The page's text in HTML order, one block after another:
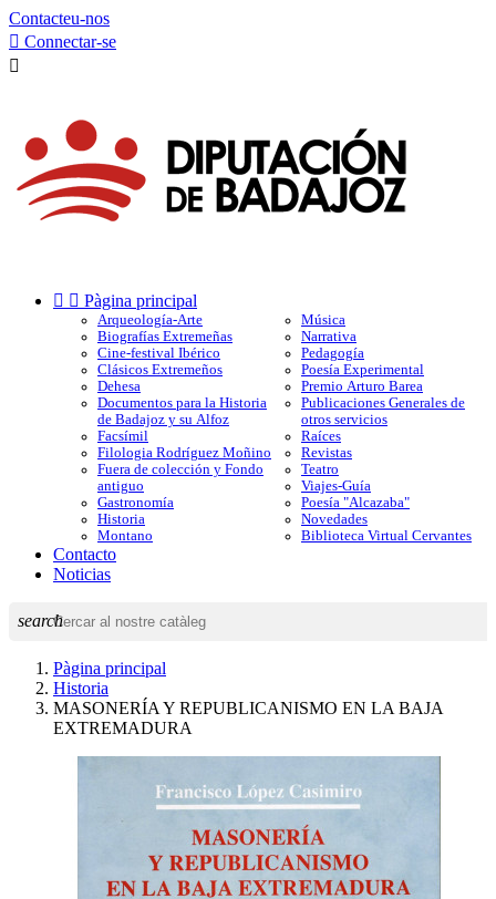
Contacteu-nos
 Connectar-se

  Pàgina principal
Arqueología-Arte
Biografías Extremeñas
Cine-festival Ibérico
Clásicos Extremeños
Dehesa
Documentos para la Historia
de Badajoz y su Alfoz
Facsímil
Filologia Rodríguez Moñino
Fuera de colección y Fondo
antiguo
Gastronomía
Historia
Montano
Música
Narrativa
Pedagogía
Poesía Experimental
Premio Arturo Barea
Publicaciones Generales de
otros servicios
Raíces
Revistas
Teatro
Viajes-Guía
Poesía "Alcazaba"
Novedades
Biblioteca Virtual Cervantes
Contacto
Noticias
search
Pàgina principal
Historia
MASONERÍA Y REPUBLICANISMO EN LA BAJA
EXTREMADURA